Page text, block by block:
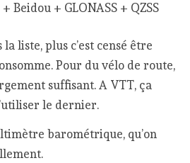
Beidou + GLONASS + QZSS
liste, plus c’est censé être
Pour du vélo de route,
suffisant. A VTT, ça
le dernier.
barométrique, qu’on